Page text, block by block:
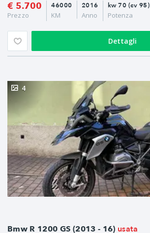
€ 5.700
Prezzo
2016
Anno
46000
KM
kw 70 (cv 95)
Potenza
Dettagli
Bmw R 1200 GS (2013 - 16) usata
4